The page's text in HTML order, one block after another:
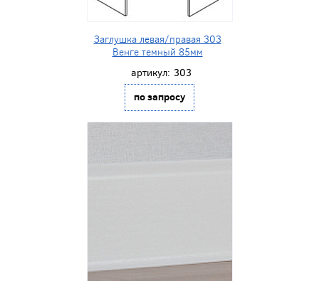
Заглушка левая/правая 303
Венге темный 85мм
артикул: 303
по запросу